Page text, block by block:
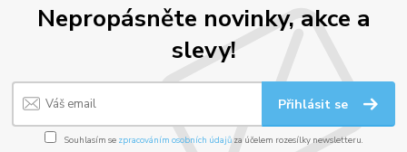
Nepropásněte novinky, akce a
slevy!
Přihlásit se
Souhlasím se zpracováním osobních údajůza účelem rozesílky newsletteru.